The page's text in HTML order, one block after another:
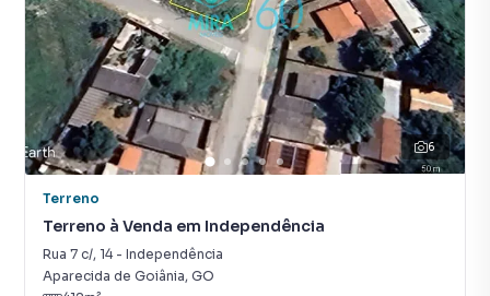
6
Terreno
Terreno à Venda em Independência
Rua 7 c/, 14- Independência
Aparecida de Goiânia, GO